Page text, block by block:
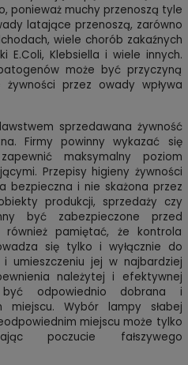
ponieważ muchy przenoszą tyle
latające przenoszą, zarówno
wiele chorób zakaźnych
E.Coli, Klebsiella i wiele innych.
może być przyczyną
żywności przez owady wpływa
sprzedawana żywność
Firmy powinny wykazać się
maksymalny poziom
Przepisy higieny żywności
bezpieczna i nie skażona przez
produkcji, sprzedaży czy
być zabezpieczone przed
pamiętać, że kontrola
się tylko i wyłącznie do
umieszczeniu jej w najbardziej
należytej i efektywnej
odpowiednio dobrana i
miejscu. Wybór lampy słabej
miejscu może tylko
poczucie fałszywego